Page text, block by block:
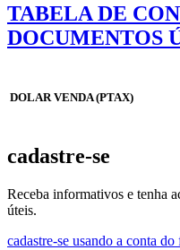
TABELA DE
DOCUMENTOS
DOLAR VENDA (PTAX)
cadastre-se
Receba informativos e tenha
úteis.
cadastre-se usando a conta